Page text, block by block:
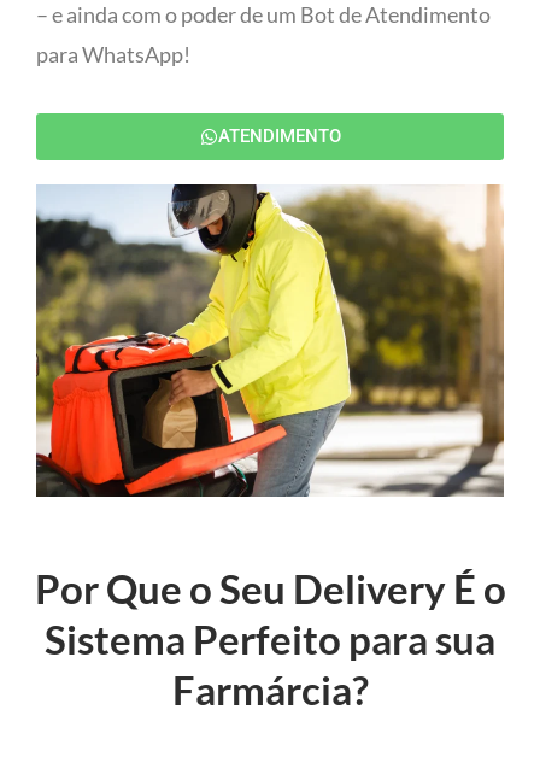
– e ainda com o poder de um Bot de Atendimento
para WhatsApp!
ATENDIMENTO
Por Que o Seu Delivery É o
Sistema Perfeito para sua
Farmárcia?